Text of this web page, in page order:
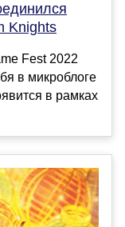
Knights
Fest 2022
в микроблоге
в рамках